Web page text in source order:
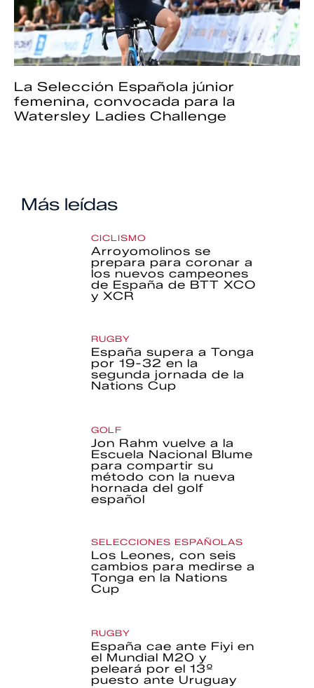
La Selección Española júnior
femenina, convocada para la
Watersley Ladies Challenge
Más leídas
CICLISMO
Arroyomolinos se
prepara para coronar a
los nuevos campeones
de España de BTT XCO
y XCR
RUGBY
España supera a Tonga
por 19-32 en la
segunda jornada de la
Nations Cup
GOLF
Jon Rahm vuelve a la
Escuela Nacional Blume
para compartir su
método con la nueva
hornada del golf
español
SELECCIONES ESPAÑOLAS
Los Leones, con seis
cambios para medirse a
Tonga en la Nations
Cup
RUGBY
España cae ante Fiyi en
el Mundial M20 y
peleará por el 13º
puesto ante Uruguay